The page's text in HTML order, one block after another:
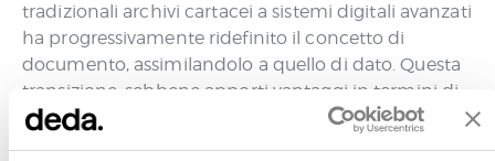
tradizionali archivi cartacei a sistemi digitali avanzati
ha progressivamente ridefinito il concetto di
documento, assimilandolo a quello di dato. Questa
transizione, sebbene apporti vantaggi in termini di
efficienza e accessibilità, comporta anche sfide